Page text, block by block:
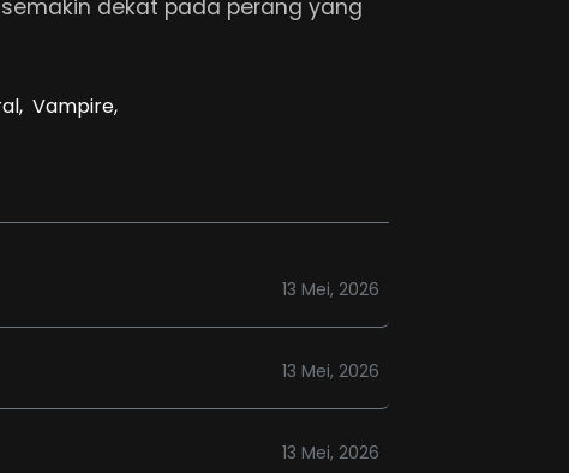
dekat pada perang yang
Vampire,
13 Mei, 2026
13 Mei, 2026
13 Mei, 2026